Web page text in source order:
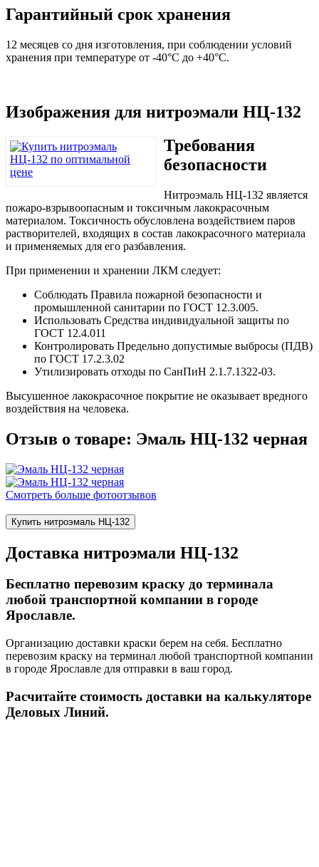
Гарантийный срок хранения
12 месяцев со дня изготовления, при соблюдении условий
хранения при температуре от -40°С до +40°С.
Изображения для нитроэмали НЦ-132
Требования
безопасности
Нитроэмаль НЦ-132 является
пожаро-взрывоопасным и токсичным лакокрасочным
материалом. Токсичность обусловлена воздействием паров
растворителей, входящих в состав лакокрасочного материала
и применяемых для его разбавления.
При применении и хранении ЛКМ следует:
Соблюдать Правила пожарной безопасности и
промышленной санитарии по ГОСТ 12.3.005.
Использовать Средства индивидуальной защиты по
ГОСТ 12.4.011
Контролировать Предельно допустимые выбросы (ПДВ)
по ГОСТ 17.2.3.02
Утилизировать отходы по СанПиН 2.1.7.1322-03.
Высушенное лакокрасочное покрытие не оказывает вредного
воздействия на человека.
Отзыв о товаре: Эмаль НЦ-132 черная
Смотреть больше фотоотзывов
Купить нитроэмаль НЦ-132
Доставка нитроэмали НЦ-132
Бесплатно перевозим краску до терминала
любой транспортной компании в городе
Ярославле.
Организацию доставки краски берем на себя. Бесплатно
перевозим краску на терминал любой транспортной компании
в городе Ярославле для отправки в ваш город.
Расчитайте стоимость доставки на калькуляторе
Деловых Линий.